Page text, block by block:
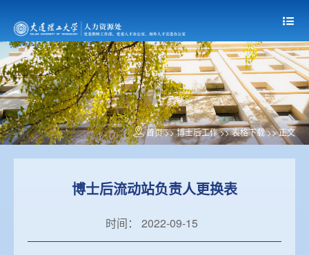
首页>> 博士后工作 >>表格下载>> 正文
博士后流动站负责人更换表
时间： 2022-09-15